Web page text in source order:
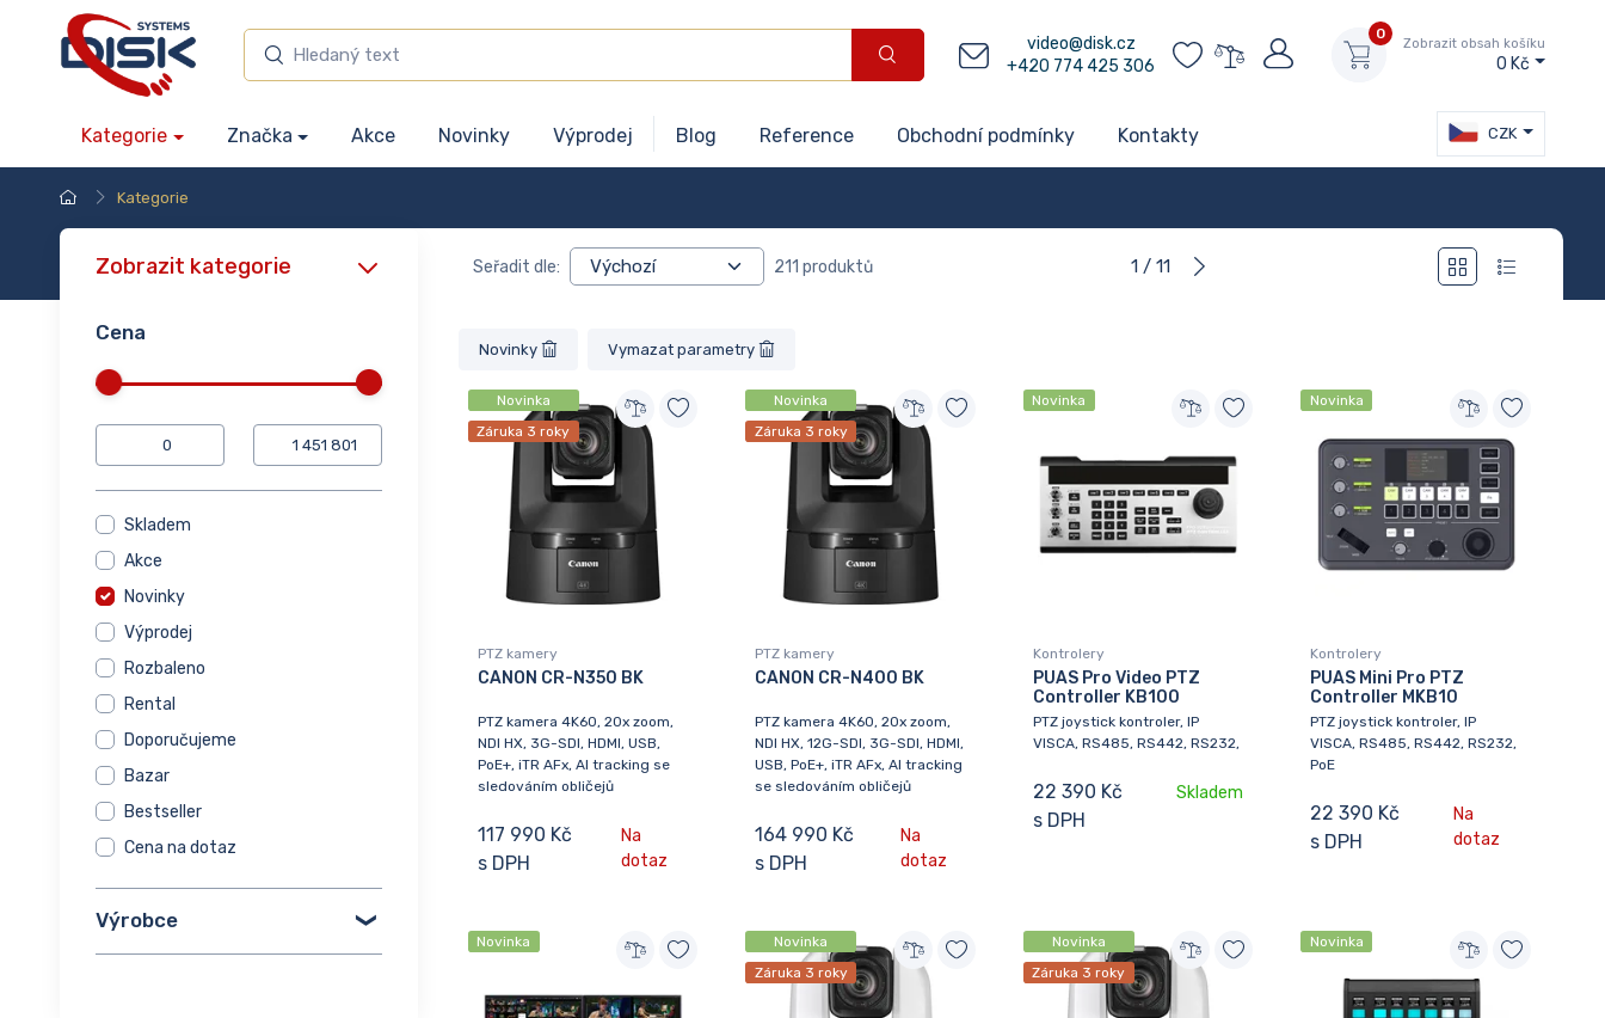
video@disk.cz
+420 774 425 306
0
Zobrazit obsah košíku
0 Kč
Kategorie Značka Akce Novinky Výprodej Blog Reference Obchodní podmínky Kontakty CZK
Kategorie
Zobrazit kategorie
Cena
Skladem
Akce
Novinky
Výprodej
Rozbaleno
Rental
Doporučujeme
Bazar
Bestseller
Cena na dotaz
Výrobce
Seřadit dle: 211 produktů 1 / 11
Novinky Vymazat parametry
Novinka
Záruka 3 roky
PTZ kamery
CANON CR-N350 BK
PTZ kamera 4K60, 20x zoom,
NDI HX, 3G-SDI, HDMI, USB,
PoE+, iTR AFx, AI tracking se
sledováním obličejů
117 990 Kč
s DPH
Na
dotaz
Novinka
Záruka 3 roky
PTZ kamery
CANON CR-N400 BK
PTZ kamera 4K60, 20x zoom,
NDI HX, 12G-SDI, 3G-SDI, HDMI,
USB, PoE+, iTR AFx, AI tracking
se sledováním obličejů
164 990 Kč
s DPH
Na
dotaz
Novinka
Kontrolery
PUAS Pro Video PTZ
Controller KB100
PTZ joystick kontroler, IP
VISCA, RS485, RS442, RS232,
22 390 Kč
s DPH
Skladem
Novinka
Kontrolery
PUAS Mini Pro PTZ
Controller MKB10
PTZ joystick kontroler, IP
VISCA, RS485, RS442, RS232,
PoE
22 390 Kč
s DPH
Na
dotaz
Novinka
Novinka
Záruka 3 roky
Novinka
Záruka 3 roky
Novinka